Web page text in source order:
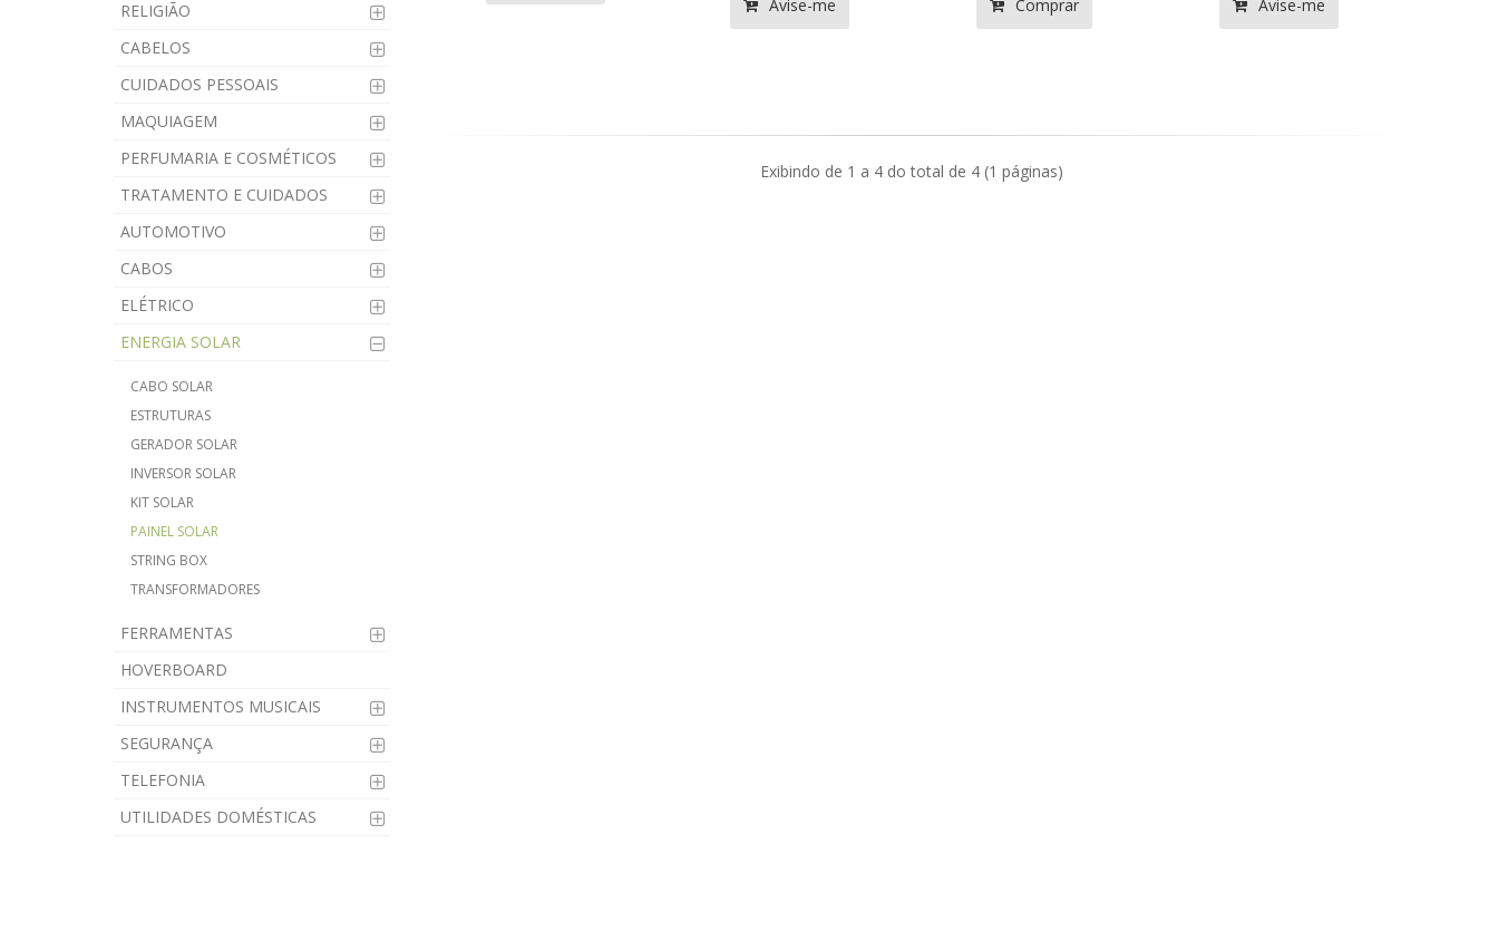
RELIGIÃO
CABELOS
CUIDADOS PESSOAIS
MAQUIAGEM
PERFUMARIA E COSMÉTICOS
TRATAMENTO E CUIDADOS
AUTOMOTIVO
CABOS
ELÉTRICO
ENERGIA SOLAR
CABO SOLAR
ESTRUTURAS
GERADOR SOLAR
INVERSOR SOLAR
KIT SOLAR
PAINEL SOLAR
STRING BOX
TRANSFORMADORES
FERRAMENTAS
HOVERBOARD
INSTRUMENTOS MUSICAIS
SEGURANÇA
TELEFONIA
UTILIDADES DOMÉSTICAS
Avise-me Comprar Avise-me
Exibindo de 1 a 4 do total de 4 (1 páginas)